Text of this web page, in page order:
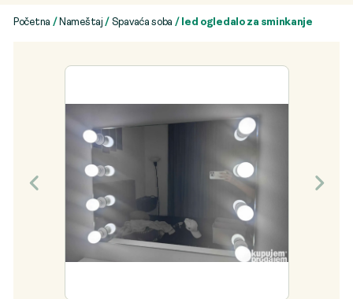
Početna / Nameštaj / Spavaća soba / led ogledalo za sminkanje